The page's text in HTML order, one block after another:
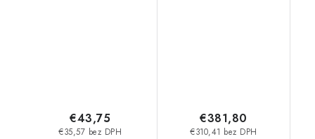
€35,57 bez DPH
€43,75
€310,41 bez DPH
€381,80